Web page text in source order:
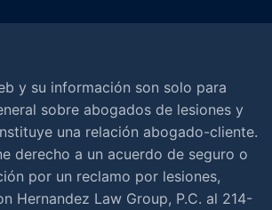
y su información son solo para
sobre abogados de lesiones y
una relación abogado-cliente.
derecho a un acuerdo de seguro o
por un reclamo por lesiones,
Hernandez Law Group, P.C. al 214-